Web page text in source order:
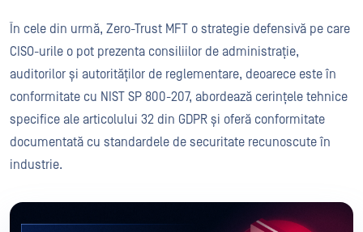
În cele din urmă, Zero-Trust MFT o strategie defensivă pe care
CISO-urile o pot prezenta consiliilor de administrație,
auditorilor și autorităților de reglementare, deoarece este în
conformitate cu NIST SP 800-207, abordează cerințele tehnice
specifice ale articolului 32 din GDPR și oferă conformitate
documentată cu standardele de securitate recunoscute în
industrie.